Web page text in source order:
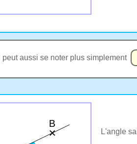
Il peut aussi se noter plus simplement
L'angle